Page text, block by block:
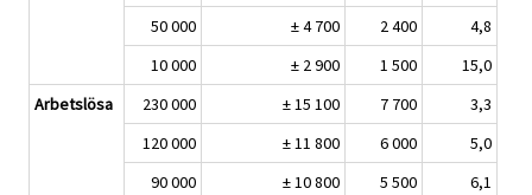
50 000
± 4 700 2 400
4,8
10 000
± 2 900 1 500
15,0
Arbetslösa
230 000 ± 15 100 7 700
3,3
120 000
± 11 800 6 000
5,0
90 000
± 10 800 5 500
6,1